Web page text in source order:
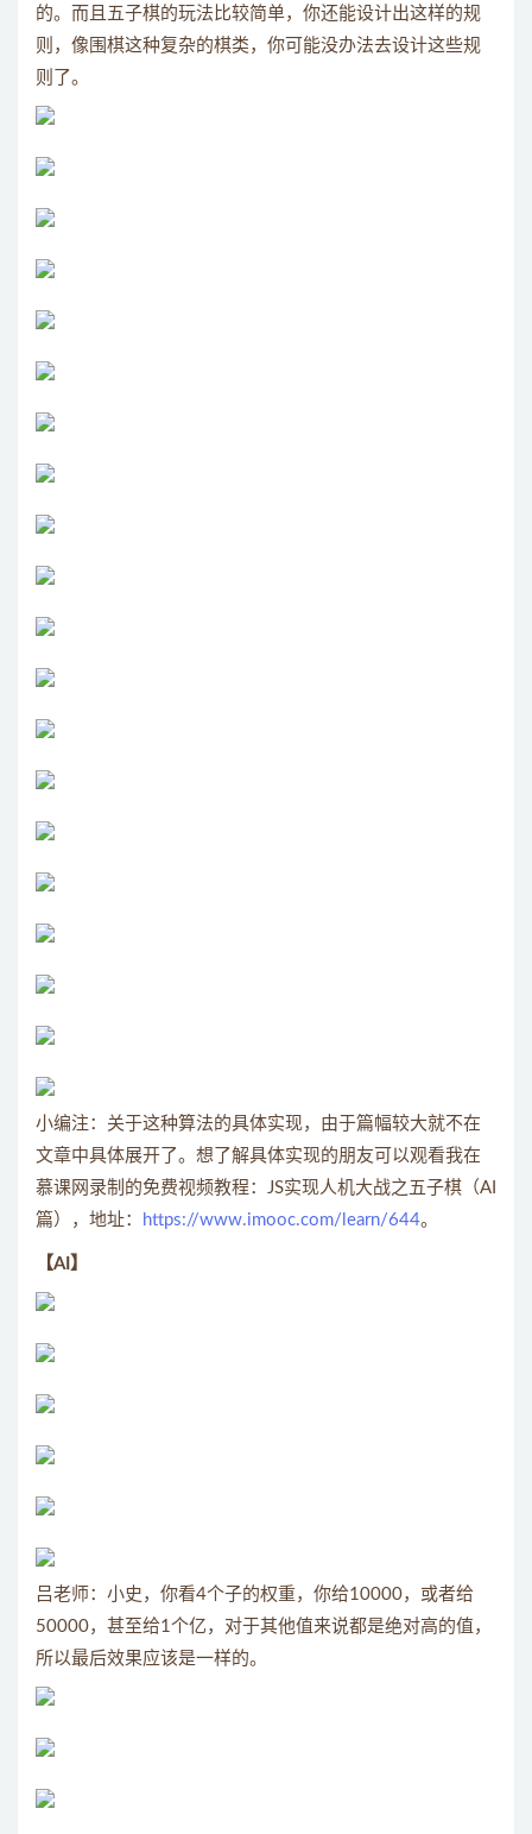
的。而且五子棋的玩法比较简单，你还能设计出这样的规
则，像围棋这种复杂的棋类，你可能没办法去设计这些规
则了。
小编注：关于这种算法的具体实现，由于篇幅较大就不在
文章中具体展开了。想了解具体实现的朋友可以观看我在
慕课网录制的免费视频教程：JS实现人机大战之五子棋（AI
篇），地址：
https://www.imooc.com/learn/644。
【AI】
吕老师：小史，你看4个子的权重，你给10000，或者给
50000，甚至给1个亿，对于其他值来说都是绝对高的值，
所以最后效果应该是一样的。